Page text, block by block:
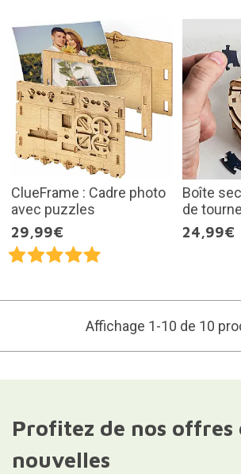
ClueFrame : Cadre photo
avec puzzles
29,99€
Boîte
de
24,99€
Affichage 1-10 de 10
Profitez de nos offres
nouvelles